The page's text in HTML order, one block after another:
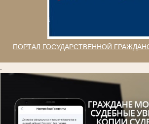
ПОРТАЛ ГОСУДАРСТВЕННОЙ